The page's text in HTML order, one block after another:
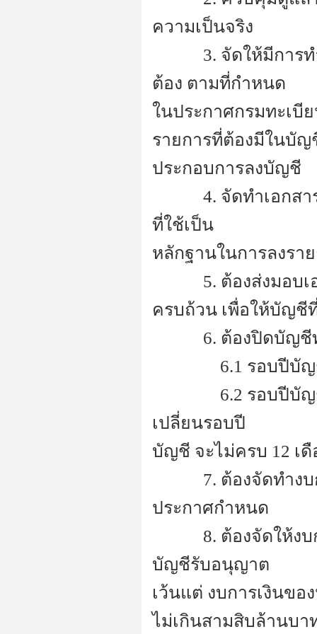
ความเป็นจริง
3. จัดให้มีการ
ต้อง ตามที่กำหนด
ในประกาศกรมทะเ
รายการที่ต้องมีในบัญ
ประกอบการลงบัญชี
4. จัดทำเอกส
ที่ใช้เป็น
หลักฐานในการลงรา
5. ต้องส่งมอบ
ครบถ้วน เพื่อให้บัญชี
6. ต้องปิดบัญชี
6.1 รอบปีบั
6.2 รอบปีบั
เปลี่ยนรอบปี
บัญชี จะไม่ครบ 12 เ
7. ต้องจัดทำง
ประกาศกำหนด
8. ต้องจัดให้ง
บัญชีรับอนุญาต
เว้นแต่ งบการเงินข
ไม่เกินสามสิบล้านบา